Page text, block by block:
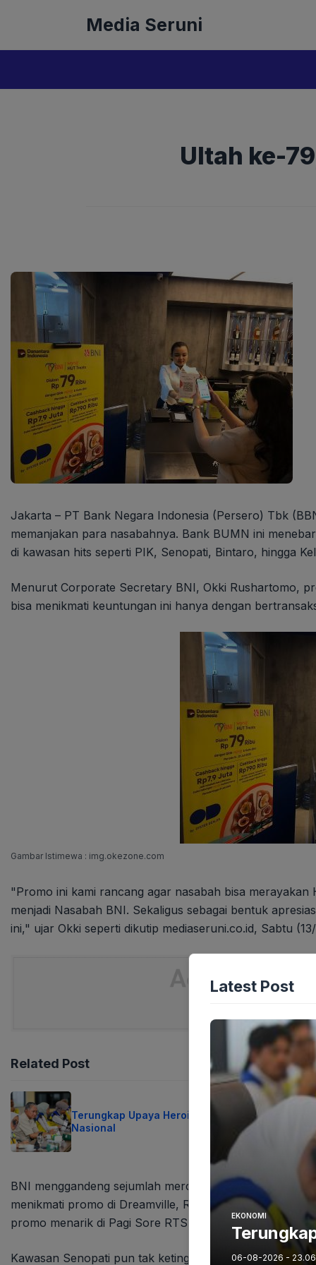
Media Seruni
Ultah ke-
Jakarta – PT Bank Negara Indonesia (Persero) Tbk
memanjakan para nasabahnya. Bank BUMN ini
di kawasan hits seperti PIK, Senopati, Bintaro, hingga
Menurut Corporate Secretary BNI, Okki Rushartomo,
bisa menikmati keuntungan ini hanya dengan
Gambar Istimewa : img.okezone.com
"Promo ini kami rancang agar nasabah bisa
menjadi Nasabah BNI. Sekaligus sebagai bentuk
ini," ujar Okki seperti dikutip mediaseruni.co.id, Sabtu
Related Post
Terungkap Upaya Heroik Atasi Krisis Air
Nasional
BNI menggandeng sejumlah merchant favorit sebagai
menikmati promo di Dreamville, Restoran Angke,
promo menarik di Pagi Sore RTS, Irwan Team BXC, dan
Kawasan Senopati pun tak ketinggalan dengan
Latest Post
EKONOMI
06-08-2026 - 23.06